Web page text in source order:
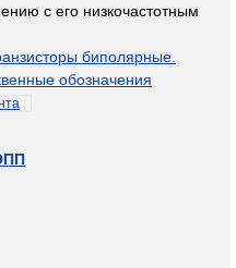
с его низкочастотным
биполярные.
обозначения